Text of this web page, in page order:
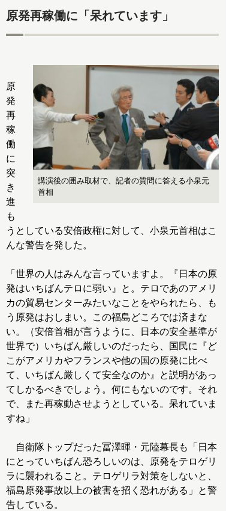
原発再稼働に「呆れています」
講演後の囲み取材で、記者の質問に答える小泉元
首相
原
発
再
稼
働
に
突
き
進
も
うとしている安倍政権に対して、小泉元首相はこ
んな警告を発した。
「世界の人はみんな言っていますよ。『日本の原
発はいちばんテロに弱い』と。テロであのアメリ
カの貿易センターみたいなことをやられたら、も
う原発はおしまい。この福島どころでは済まな
い。（安倍首相が言うように、日本の安全基準が
世界で）いちばん厳しいのだったら、国民に『ど
こがアメリカやフランスや他の国の原発に比べ
て、いちばん厳しくて安全なのか』と説明があっ
てしかるべきでしょう。何にもないのです。それ
で、また再稼動させようとしている。呆れていま
すね」
自衛隊トップだった冨澤暉・元陸幕長も「日本
にとっていちばん恐ろしいのは、原発をテロゲリ
ラに襲われること。テロゲリラ対策をしないと、
福島原発事故以上の被害を招く恐れがある」と警
告している。